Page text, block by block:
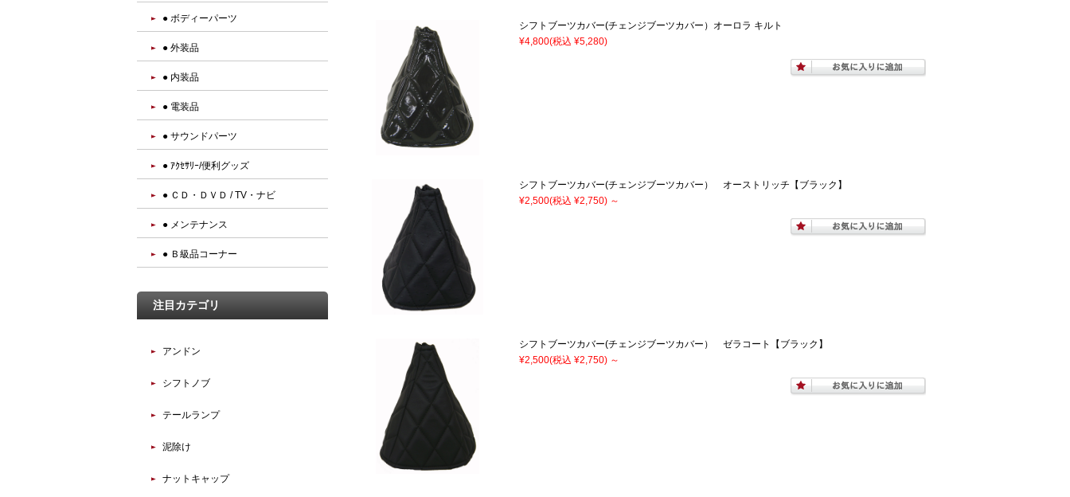
シフトブーツカバー(チェンジブーツカバー）オーロラ キルト
¥4,800(税込 ¥5,280)
シフトブーツカバー(チェンジブーツカバー） オーストリッチ【ブラック】
¥2,500(税込 ¥2,750) ～
シフトブーツカバー(チェンジブーツカバー） ゼラコート【ブラック】
¥2,500(税込 ¥2,750) ～
● ボディーパーツ
● 外装品
● 内装品
● 電装品
● サウンドパーツ
● ｱｸｾｻﾘｰ/便利グッズ
● ＣＤ・ＤＶＤ / TV・ナビ
● メンテナンス
● Ｂ級品コーナー
注目カテゴリ
アンドン
シフトノブ
テールランプ
泥除け
ナットキャップ